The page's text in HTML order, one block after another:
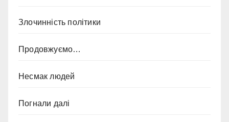
Злочинність політики
Продовжуємо…
Несмак людей
Погнали далі